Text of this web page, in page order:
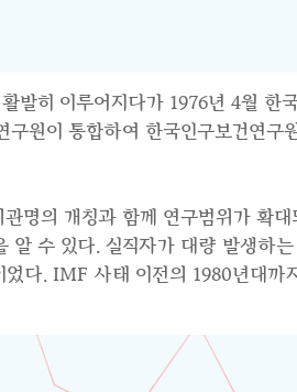
발히 이루어지다가 1976년 4월
원이 통합하여 한국인구보건연
명의 개칭과 함께 연구범위가 확
수 있다. 실직자가 대량 발생하
다. IMF 사태 이전의 1980년대